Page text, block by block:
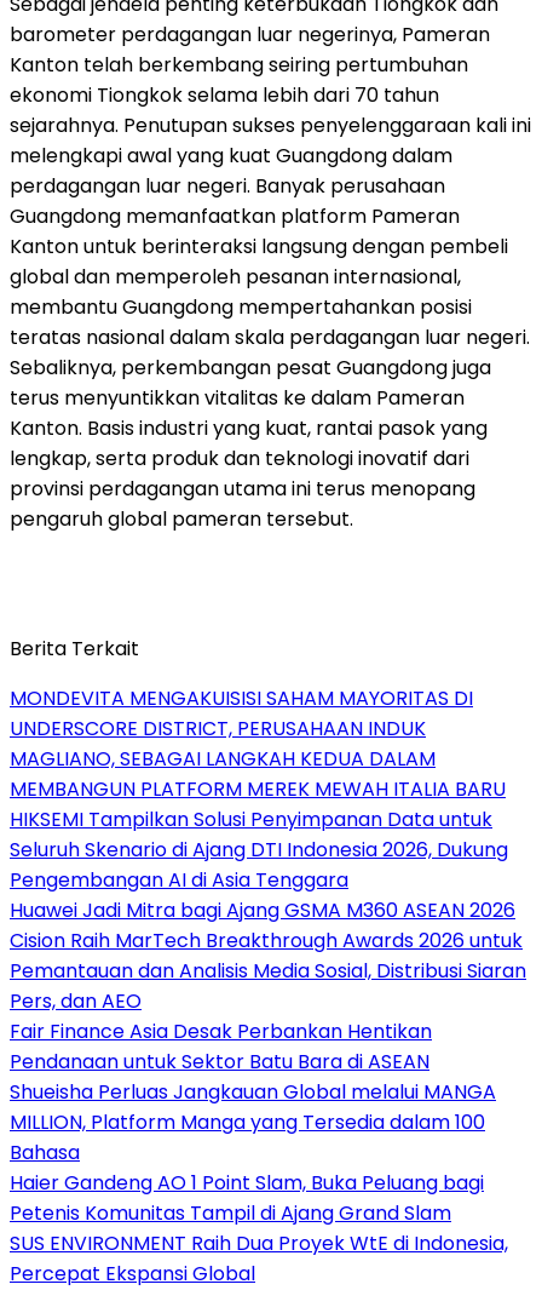
barometer perdagangan luar negerinya, Pameran
Kanton telah berkembang seiring pertumbuhan
ekonomi Tiongkok selama lebih dari 70 tahun
sejarahnya. Penutupan sukses penyelenggaraan kali ini
melengkapi awal yang kuat Guangdong dalam
perdagangan luar negeri. Banyak perusahaan
Guangdong memanfaatkan platform Pameran
Kanton untuk berinteraksi langsung dengan pembeli
global dan memperoleh pesanan internasional,
membantu Guangdong mempertahankan posisi
teratas nasional dalam skala perdagangan luar negeri.
Sebaliknya, perkembangan pesat Guangdong juga
terus menyuntikkan vitalitas ke dalam Pameran
Kanton. Basis industri yang kuat, rantai pasok yang
lengkap, serta produk dan teknologi inovatif dari
provinsi perdagangan utama ini terus menopang
pengaruh global pameran tersebut.
Berita Terkait
MONDEVITA MENGAKUISISI SAHAM MAYORITAS DI
UNDERSCORE DISTRICT, PERUSAHAAN INDUK
MAGLIANO, SEBAGAI LANGKAH KEDUA DALAM
MEMBANGUN PLATFORM MEREK MEWAH ITALIA BARU
HIKSEMI Tampilkan Solusi Penyimpanan Data untuk
Seluruh Skenario di Ajang DTI Indonesia 2026, Dukung
Pengembangan AI di Asia Tenggara
Huawei Jadi Mitra bagi Ajang GSMA M360 ASEAN 2026
Cision Raih MarTech Breakthrough Awards 2026 untuk
Pemantauan dan Analisis Media Sosial, Distribusi Siaran
Pers, dan AEO
Fair Finance Asia Desak Perbankan Hentikan
Pendanaan untuk Sektor Batu Bara di ASEAN
Shueisha Perluas Jangkauan Global melalui MANGA
MILLION, Platform Manga yang Tersedia dalam 100
Bahasa
Haier Gandeng AO 1 Point Slam, Buka Peluang bagi
Petenis Komunitas Tampil di Ajang Grand Slam
SUS ENVIRONMENT Raih Dua Proyek WtE di Indonesia,
Percepat Ekspansi Global